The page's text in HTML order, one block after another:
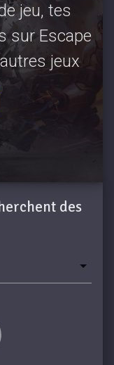
jeu, tes
sur Escape
jeux
des